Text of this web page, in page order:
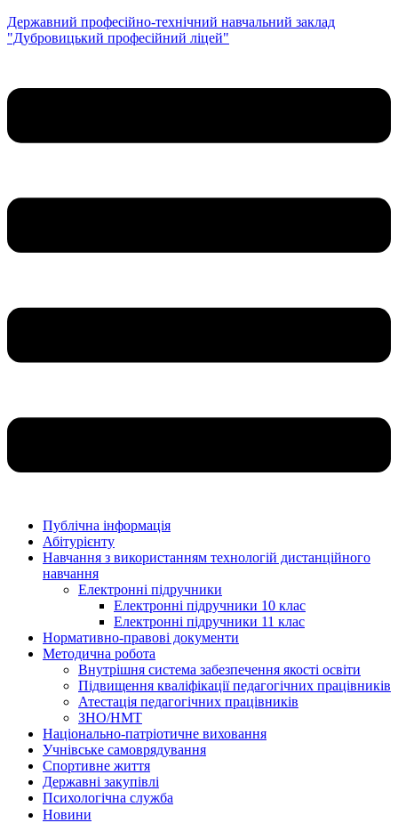
Державний професійно-технічний навчальний заклад
"Дубровицький професійний ліцей"
Публічна інформація
Абітурієнту
Навчання з використанням технологій дистанційного
навчання
Електронні підручники
Електронні підручники 10 клас
Електронні підручники 11 клас
Нормативно-правові документи
Методична робота
Внутрішня система забезпечення якості освіти
Підвищення кваліфікації педагогічних працівників
Атестація педагогічних працівників
ЗНО/НМТ
Національно-патріотичне виховання
Учнівське самоврядування
Спортивне життя
Державні закупівлі
Психологічна служба
Новиниㅤㅤㅤㅤ